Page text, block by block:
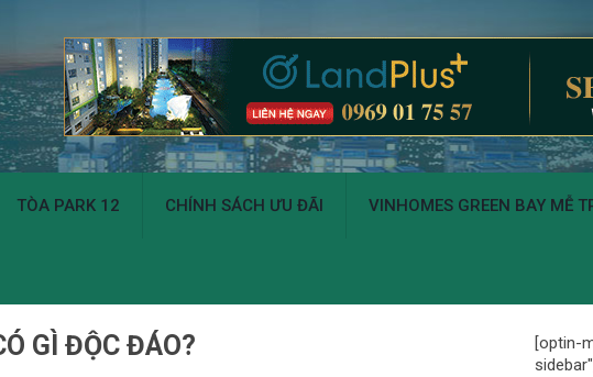
TÒA PARK 12 CHÍNH SÁCH ƯU ĐÃI VINHOMES GREEN BAY MỄ
GÌ ĐỘC ĐÁO?
[optin-
sidebar"]